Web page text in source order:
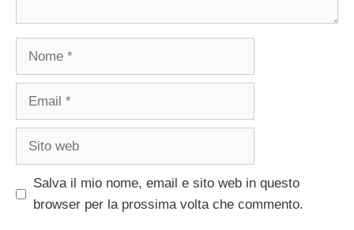
Nome
Email
Sito
Salva il mio nome, email e sito web in questo
browser per la prossima volta che commento.